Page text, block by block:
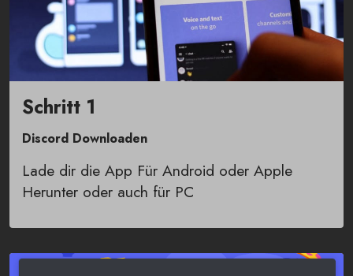
Schritt 1
Discord Downloaden
Lade dir die App Für Android oder Apple
Herunter oder auch für PC